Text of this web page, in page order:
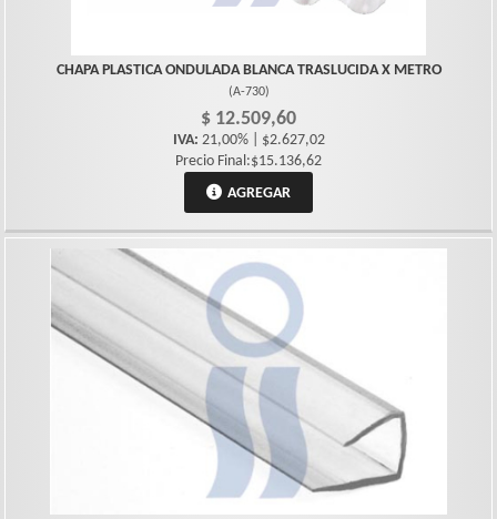
CHAPA PLASTICA ONDULADA BLANCA TRASLUCIDA X METRO
(A-730)
$ 12.509,60
IVA: 21,00% | $2.627,02
Precio Final:$15.136,62
AGREGAR